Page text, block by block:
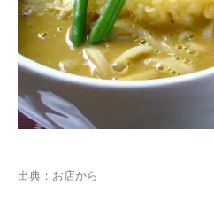
出典：お店から